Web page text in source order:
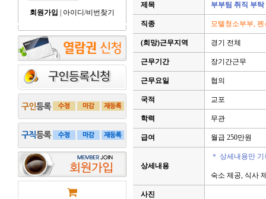
회원가입 아이디/비번찾기
제목 부부팀 취직 부
직종 모텔청소부부,
(희망)근무지역 경기 전체
근무기간 장기간근무
근무요일 협의
국적 교포
학력 무관
급여 월급 250만원
상세내용
＊ 상세내용만
숙소 제공, 식사
사진